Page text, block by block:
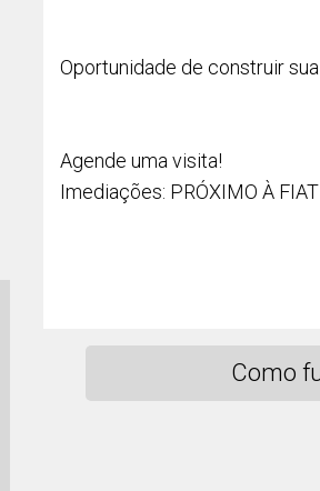
Oportunidade de construir
Agende uma visita!
Imediações: PRÓXIMO À FIAT
Como